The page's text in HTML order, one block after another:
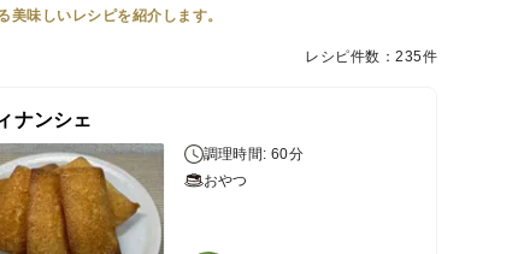
味しいレシピを紹介します。
レシピ件数：235件
ナンシェ
調理時間: 60分
おやつ